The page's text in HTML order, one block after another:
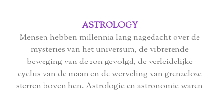
ASTROLOGY
Mensen hebben millennia lang nagedacht over de
mysteries van het universum, de vibrerende
beweging van de zon gevolgd, de verleidelijke
cyclus van de maan en de werveling van grenzeloze
sterren boven hen. Astrologie en astronomie waren